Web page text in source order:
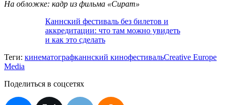
На обложке: кадр из фильма «Сират»
Каннский фестиваль без билетов и
аккредитации: что там можно увидеть
и как это сделать
Теги: кинематографканнский кинофестивальCreative Europe
Media
Поделиться в соцсетях